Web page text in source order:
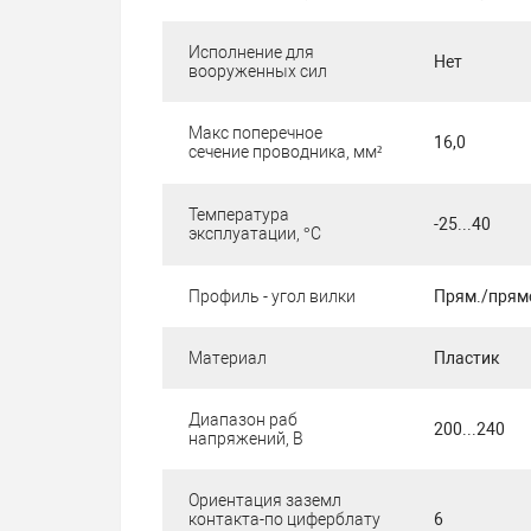
Исполнение для
вооруженных сил
Нет
Макс поперечное
сечение проводника, мм²
16,0
Температура
эксплуатации, °C
-25...40
Профиль - угол вилки Прям./
Материал Пластик
Диапазон раб
напряжений, В
200...240
Ориентация заземл
контакта-по циферблату
6